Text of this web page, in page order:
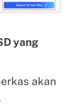
yang
akan